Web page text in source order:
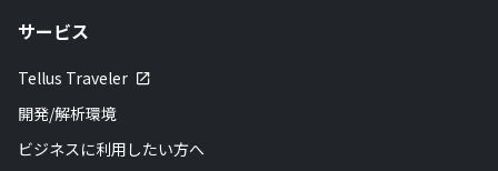
サービス
Tellus Traveler
開発/解析環境
ビジネスに利用したい方へ